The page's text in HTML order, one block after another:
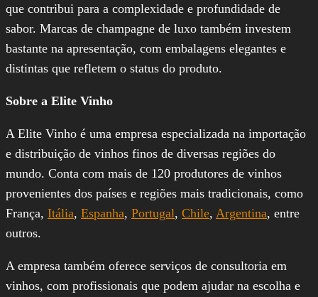
que contribui para a complexidade e profundidade de
sabor. Marcas de champagne de luxo também investem
bastante na apresentação, com embalagens elegantes e
distintas que refletem o status do produto.
Sobre a Elite Vinho
A Elite Vinho é uma empresa especializada na importação
e distribuição de vinhos finos de diversas regiões do
mundo. Conta com mais de 120 produtores de vinhos
provenientes dos países e regiões mais tradicionais, como
França, Itália, Espanha, Portugal, Chile, Argentina, entre
outros.
A empresa também oferece serviços de consultoria em
vinhos, com profissionais que podem ajudar na escolha e